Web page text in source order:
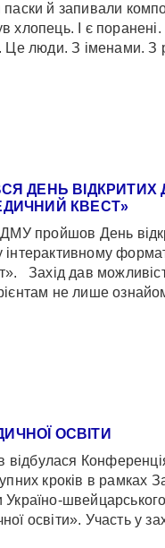
паски й запивали
хлопець. І є
Це люди. З іменами. З
ДЕНЬ ВІДКРИТИХ
КВЕСТ»
пройшов День
інтерактивному
Захід дав
не лише
ОСВІТИ
відбулася
кроків в рамках
Україно-
освіти». Участь у